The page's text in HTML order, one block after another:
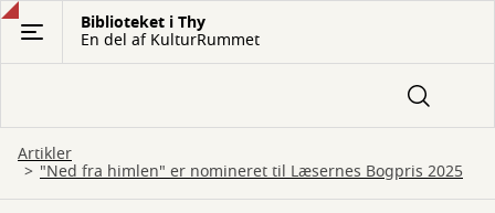
Gå
hovedindhold
Biblioteket i Thy
En del af KulturRummet
Artikler
"Ned fra himlen" er nomineret til Læsernes Bogpris 2025